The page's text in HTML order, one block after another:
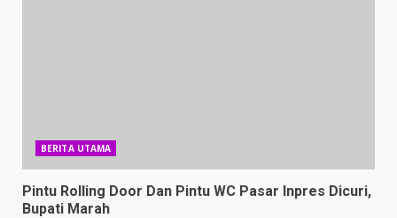
BERITA UTAMA
Pintu Rolling Door Dan Pintu WC Pasar Inpres Dicuri,
Bupati Marah